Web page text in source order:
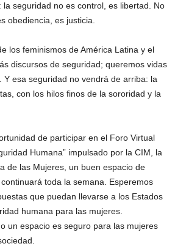
seguridad no es control, es libertad. No
obediencia, es justicia.
los feminismos de América Latina y el
discursos de seguridad; queremos vidas
Y esa seguridad no vendrá de arriba: la
con los hilos finos de la sororidad y la
de participar en el Foro Virtual
Humana” impulsado por la CIM, la
de las Mujeres, un buen espacio de
toda la semana. Esperemos
que puedan llevarse a los Estados
humana para las mujeres.
un espacio es seguro para las mujeres